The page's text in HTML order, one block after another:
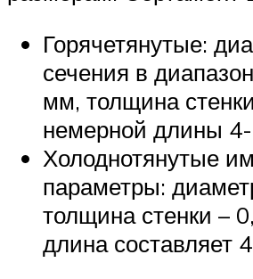
Горячетянутые:
сечения в
мм, толщина
немерной длины
Холоднотянутые
параметры:
толщина стенки –
длина составляет